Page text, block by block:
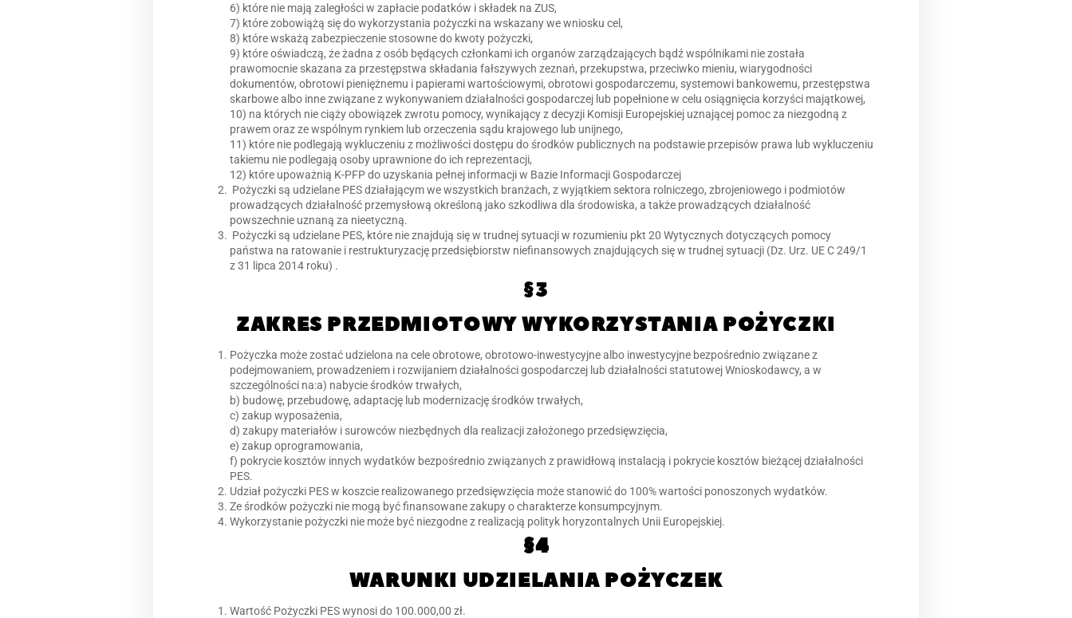
6) które nie mają zaległości w zapłacie podatków i składek na ZUS,
7) które zobowiążą się do wykorzystania pożyczki na wskazany we wniosku cel,
8) które wskażą zabezpieczenie stosowne do kwoty pożyczki,
9) które oświadczą, że żadna z osób będących członkami ich organów zarządzających bądź wspólnikami nie została
prawomocnie skazana za przestępstwa składania fałszywych zeznań, przekupstwa, przeciwko mieniu, wiarygodności
dokumentów, obrotowi pieniężnemu i papierami wartościowymi, obrotowi gospodarczemu, systemowi bankowemu, przestępstwa
skarbowe albo inne związane z wykonywaniem działalności gospodarczej lub popełnione w celu osiągnięcia korzyści majątkowej,
10) na których nie ciąży obowiązek zwrotu pomocy, wynikający z decyzji Komisji Europejskiej uznającej pomoc za niezgodną z
prawem oraz ze wspólnym rynkiem lub orzeczenia sądu krajowego lub unijnego,
11) które nie podlegają wykluczeniu z możliwości dostępu do środków publicznych na podstawie przepisów prawa lub wykluczeniu
takiemu nie podlegają osoby uprawnione do ich reprezentacji,
12) które upoważnią K-PFP do uzyskania pełnej informacji w Bazie Informacji Gospodarczej
Pożyczki są udzielane PES działającym we wszystkich branżach, z wyjątkiem sektora rolniczego, zbrojeniowego i podmiotów
prowadzących działalność przemysłową określoną jako szkodliwa dla środowiska, a także prowadzących działalność
powszechnie uznaną za nieetyczną.
Pożyczki są udzielane PES, które nie znajdują się w trudnej sytuacji w rozumieniu pkt 20 Wytycznych dotyczących pomocy
państwa na ratowanie i restrukturyzację przedsiębiorstw niefinansowych znajdujących się w trudnej sytuacji (Dz. Urz. UE C 249/1
z 31 lipca 2014 roku) .
§3
ZAKRES PRZEDMIOTOWY WYKORZYSTANIA POŻYCZKI
Pożyczka może zostać udzielona na cele obrotowe, obrotowo-inwestycyjne albo inwestycyjne bezpośrednio związane z
podejmowaniem, prowadzeniem i rozwijaniem działalności gospodarczej lub działalności statutowej Wnioskodawcy, a w
szczególności na:a) nabycie środków trwałych,
b) budowę, przebudowę, adaptację lub modernizację środków trwałych,
c) zakup wyposażenia,
d) zakupy materiałów i surowców niezbędnych dla realizacji założonego przedsięwzięcia,
e) zakup oprogramowania,
f) pokrycie kosztów innych wydatków bezpośrednio związanych z prawidłową instalacją i pokrycie kosztów bieżącej działalności
PES.
Udział pożyczki PES w koszcie realizowanego przedsięwzięcia może stanowić do 100% wartości ponoszonych wydatków.
Ze środków pożyczki nie mogą być finansowane zakupy o charakterze konsumpcyjnym.
Wykorzystanie pożyczki nie może być niezgodne z realizacją polityk horyzontalnych Unii Europejskiej.
§4
WARUNKI UDZIELANIA POŻYCZEK
Wartość Pożyczki PES wynosi do 100.000,00 zł.